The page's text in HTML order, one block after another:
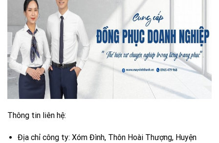
Thông tin liên hệ:
Địa chỉ công ty: Xóm Đình, Thôn Hoài Thượng, Huyện